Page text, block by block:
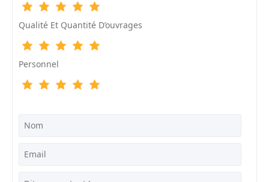
Qualité Et Quantité D’ouvrages
Personnel